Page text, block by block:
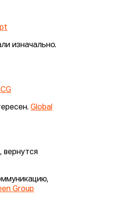
изначально.
Global
вернутся
Group